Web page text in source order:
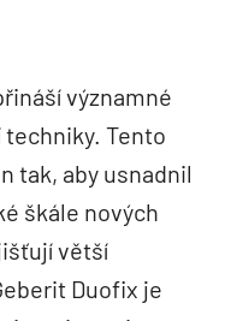
významné
Tento
tak, aby usnadnil
škále nových
větší
Duofix je